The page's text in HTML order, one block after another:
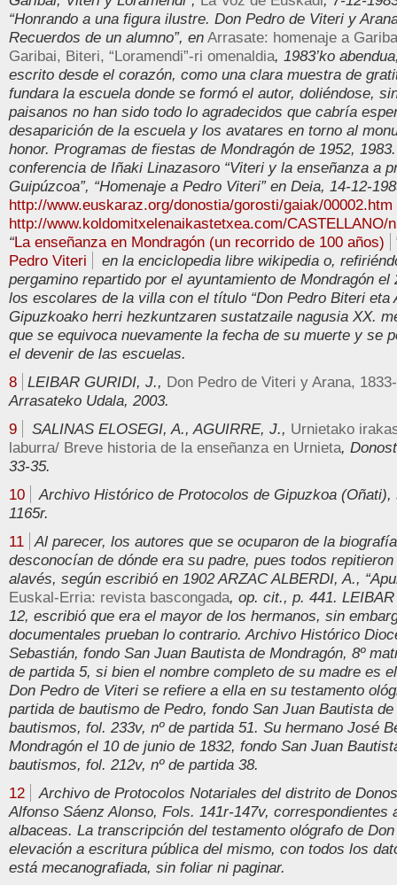
“Honrando a una figura ilustre. Don Pedro de Viteri y
Recuerdos de un alumno”, en Arrasate: homenaje a
Garibai, Biteri, “Loramendi”-ri omenaldia, 1983’ko
escrito desde el corazón, como una clara muestra de
fundara la escuela donde se formó el autor, doliéndose,
paisanos no han sido todo lo agradecidos que cabría
desaparición de la escuela y los avatares en torno al
honor. Programas de fiestas de Mondragón de 1952,
conferencia de Iñaki Linazasoro “Viteri y la enseñanza a
Guipúzcoa”, “Homenaje a Pedro Viteri” en Deia, 14-12-
http://www.euskaraz.org/donostia/gorosti/gaiak/00002.htm
http://www.koldomitxelenaikastetxea.com/CASTELLANO/
“La enseñanza en Mondragón (un recorrido de 100 años)
Pedro Viteri
en la enciclopedia libre wikipedia o,
pergamino repartido por el ayuntamiento de Mondragón el
los escolares de la villa con el título “Don Pedro Biteri eta
Gipuzkoako herri hezkuntzaren sustatzaile nagusia XX.
que se equivoca nuevamente la fecha de su muerte y se
el devenir de las escuelas.
8 LEIBAR GURIDI, J., Don Pedro de Viteri y Arana,
Arrasateko Udala, 2003.
9
SALINAS ELOSEGI, A., AGUIRRE, J., Urnietako
laburra/ Breve historia de la enseñanza en Urnieta,
33-35.
10
Archivo Histórico de Protocolos de Gipuzkoa
1165r.
11 Al parecer, los autores que se ocuparon de la
desconocían de dónde era su padre, pues todos
alavés, según escribió en 1902 ARZAC ALBERDI, A.,
Euskal-Erria: revista bascongada, op. cit., p. 441.
12, escribió que era el mayor de los hermanos, sin
documentales prueban lo contrario. Archivo Histórico
Sebastián, fondo San Juan Bautista de Mondragón, 8º
de partida 5, si bien el nombre completo de su madre es
Don Pedro de Viteri se refiere a ella en su testamento
partida de bautismo de Pedro, fondo San Juan Bautista de
bautismos, fol. 233v, nº de partida 51. Su hermano José
Mondragón el 10 de junio de 1832, fondo San Juan
bautismos, fol. 212v, nº de partida 38.
12
Archivo de Protocolos Notariales del distrito de
Alfonso Sáenz Alonso, Fols. 141r-147v, correspondientes
albaceas. La transcripción del testamento ológrafo de
elevación a escritura pública del mismo, con todos los
está mecanografiada, sin foliar ni paginar.